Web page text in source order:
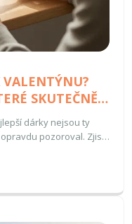
SKUTEČNĚ
dárky nejsou ty
pozoroval. Zjisti,